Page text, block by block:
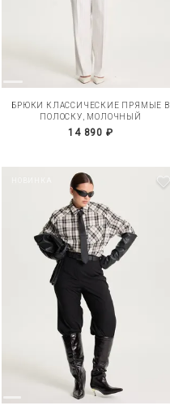
БРЮКИ КЛАССИЧЕСКИЕ ПРЯМЫЕ В
ПОЛОСКУ, МОЛОЧНЫЙ
14 890 ₽